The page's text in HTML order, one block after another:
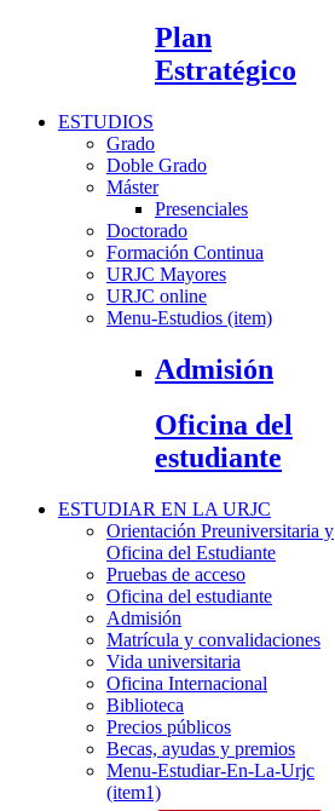
Plan
Estratégico
ESTUDIOS
Grado
Doble Grado
Máster
Presenciales
Doctorado
Formación Continua
URJC Mayores
URJC online
Menu-Estudios (item)
Admisión
Oficina del
estudiante
ESTUDIAR EN LA URJC
Orientación Preuniversitaria y
Oficina del Estudiante
Pruebas de acceso
Oficina del estudiante
Admisión
Matrícula y convalidaciones
Vida universitaria
Oficina Internacional
Biblioteca
Precios públicos
Becas, ayudas y premios
Menu-Estudiar-En-La-Urjc
(item1)